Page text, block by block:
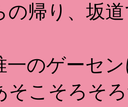
帰り、坂
のゲーセ
そこそろそ